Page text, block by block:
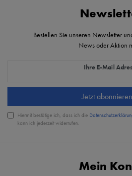
Mein
Bestellen Sie unseren Newsletter
News oder Aktion
Ihre E-Mail
Jetzt abonnieren
Hiermit bestätige ich, dass ich die
kann ich jederzeit widerrufen.